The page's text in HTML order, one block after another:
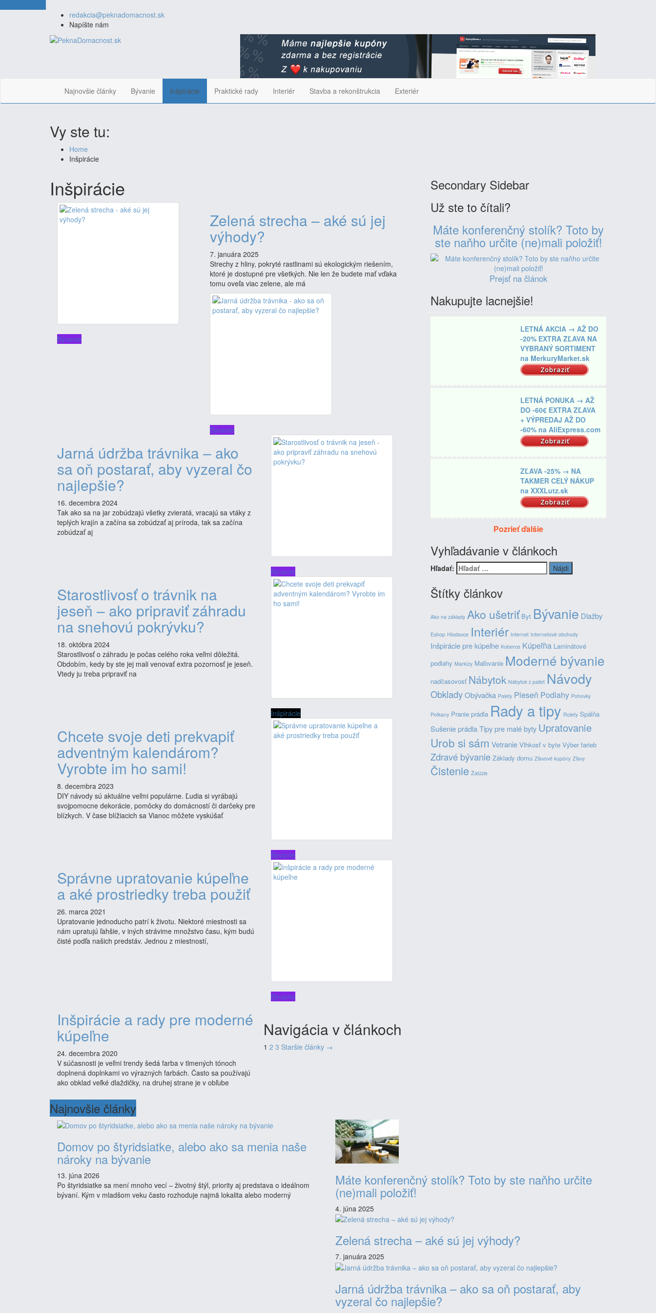
redakcia@peknadomacnost.sk
Napíšte nám
Najnovšie články Bývanie Inšpirácie Praktické rady Interiér Stavba a rekonštrukcia Exteriér
Vy ste tu:
Home
Inšpirácie
Inšpirácie
Bývanie
Zelená strecha – aké sú jej
výhody?
7. januára 2025
Strechy z hliny, pokryté rastlinami sú ekologickým riešením,
ktoré je dostupné pre všetkých. Nie len že budete mať vďaka
tomu oveľa viac zelene, ale má
Bývanie
Jarná údržba trávnika – ako
sa oň postarať, aby vyzeral čo
najlepšie?
16. decembra 2024
Tak ako sa na jar zobúdzajú všetky zvieratá, vracajú sa vtáky z
teplých krajín a začína sa zobúdzať aj príroda, tak sa začína
zobúdzať aj
Bývanie
Starostlivosť o trávnik na
jeseň – ako pripraviť záhradu
na snehovú pokrývku?
18. októbra 2024
Starostlivosť o záhradu je počas celého roka veľmi dôležitá.
Obdobím, kedy by ste jej mali venovať extra pozornosť je jeseň.
Vtedy ju treba pripraviť na
Inšpirácie
Chcete svoje deti prekvapiť
adventným kalendárom?
Vyrobte im ho sami!
8. decembra 2023
DIY návody sú aktuálne veľmi populárne. Ľudia si vyrábajú
svojpomocne dekorácie, pomôcky do domácností či darčeky pre
blízkych. V čase blížiacich sa Vianoc môžete vyskúšať
Bývanie
Správne upratovanie kúpeľne
a aké prostriedky treba použiť
26. marca 2021
Upratovanie jednoducho patrí k životu. Niektoré miestnosti sa
nám upratujú ľahšie, v iných strávime množstvo času, kým budú
čisté podľa našich predstáv. Jednou z miestností,
Bývanie
Inšpirácie a rady pre moderné
kúpeľne
24. decembra 2020
V súčasnosti je veľmi trendy šedá farba v tlmených tónoch
doplnená doplnkami vo výrazných farbách. Často sa používajú
ako obklad veľké dlaždičky, na druhej strane je v obľube
Navigácia v článkoch
1 2 3 Staršie články →
Secondary Sidebar
Už ste to čítali?
Máte konferenčný stolík? Toto by
ste naňho určite (ne)mali položiť!
Prejsť na článok
Nakupujte lacnejšie!
LETNÁ AKCIA → AŽ DO
-20% EXTRA ZĽAVA NA
VYBRANÝ SORTIMENT
na MerkuryMarket.sk
Zobraziť
LETNÁ PONUKA → AŽ
DO -60€ EXTRA ZĽAVA
+ VÝPREDAJ AŽ DO
-60% na AliExpress.com
Zobraziť
ZĽAVA -25% → NA
TAKMER CELÝ NÁKUP
na XXXLutz.sk
Zobraziť
Pozrieť ďalšie
Vyhľadávanie v článkoch
Hľadať:
Štítky článkov
Ako na základy Ako ušetriť Byt Bývanie Dlažby
Eshop Hlodavce Interiér Internet Internetové obchody
Inšpirácie pre kúpeľne Koberce Kúpeľňa Laminátové
podlahy Markízy Maľovanie Moderné bývanie
nadčasovosť Nábytok Nábytok z paliet Návody
ObkladyObývačka Palety Pleseň Podlahy Pohovky
Potkany Pranie prádla Rady a tipy Rolety Spálňa
Sušenie prádlaTipy pre malé byty Upratovanie
Urob si sám Vetranie Vlhkosť v byte Výber farieb
Zdravé bývanie Základy domu Zľavové kupóny Zľavy
Čistenie Žalúzie
Najnovšie články
Domov po štyridsiatke, alebo ako sa menia naše
nároky na bývanie
13. júna 2026
Po štyridsiatke sa mení mnoho vecí – životný štýl, priority aj predstava o ideálnom
bývaní. Kým v mladšom veku často rozhoduje najmä lokalita alebo moderný
Máte konferenčný stolík? Toto by ste naňho určite
(ne)mali položiť!
4. júna 2025
Zelená strecha – aké sú jej výhody?
7. januára 2025
Jarná údržba trávnika – ako sa oň postarať, aby
vyzeral čo najlepšie?